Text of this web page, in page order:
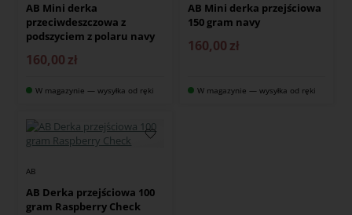
AB Mini derka
przeciwdeszczowa z
podszyciem z polaru navy
160,00 zł
W magazynie — wysyłka od ręki
AB Mini derka przejściowa
150 gram navy
160,00 zł
W magazynie — wysyłka od ręki
AB
AB Derka przejściowa 100
gram Raspberry Check